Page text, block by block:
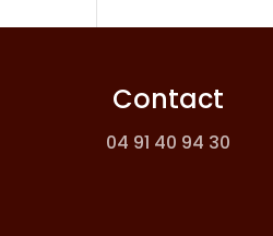
Contact
04 91 40 94 30